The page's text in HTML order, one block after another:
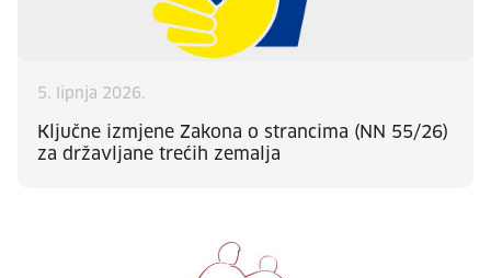
5. lipnja 2026.
Ključne izmjene Zakona o strancima (NN 55/26)
za državljane trećih zemalja